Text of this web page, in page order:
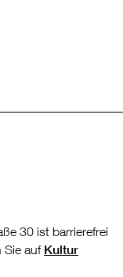
30 ist barrierefrei
Sie auf Kultur